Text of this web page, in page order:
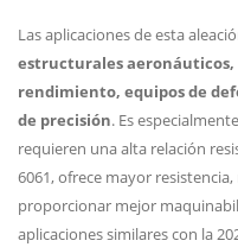
Las aplicaciones de esta
estructurales
rendimiento, equipos de
de precisión. Es
requieren una alta relación
6061, ofrece mayor
proporcionar mejor
aplicaciones similares con la